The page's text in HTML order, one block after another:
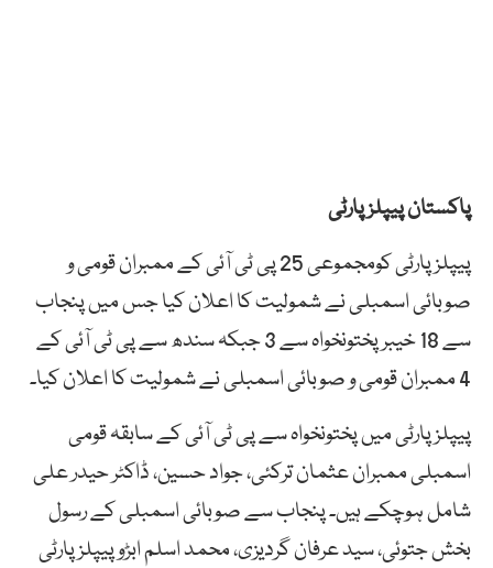
پاکستان پیپلز پارٹی
پیپلز پارٹی کومجموعی 25 پی ٹی آئی کے ممبران قومی و
صوبائی اسمبلی نے شمولیت کا اعلان کیا جس میں پنجاب
سے 18 خیبر پختونخواہ سے 3 جبکہ سندھ سے پی ٹی آئی کے
4 ممبران قومی و صوبائی اسمبلی نے شمولیت کا اعلان کیا۔
پیپلز پارٹی میں پختونخواہ سے پی ٹی آئی کے سابقہ قومی
اسمبلی ممبران عثمان ترکئی، جواد حسین، ڈاکٹر حیدر علی
شامل ہوچکے ہیں۔ پنجاب سے صوبائی اسمبلی کے رسول
بخش جتوئی، سید عرفان گردیزی، محمد اسلم ابڑو پیپلز پارٹی